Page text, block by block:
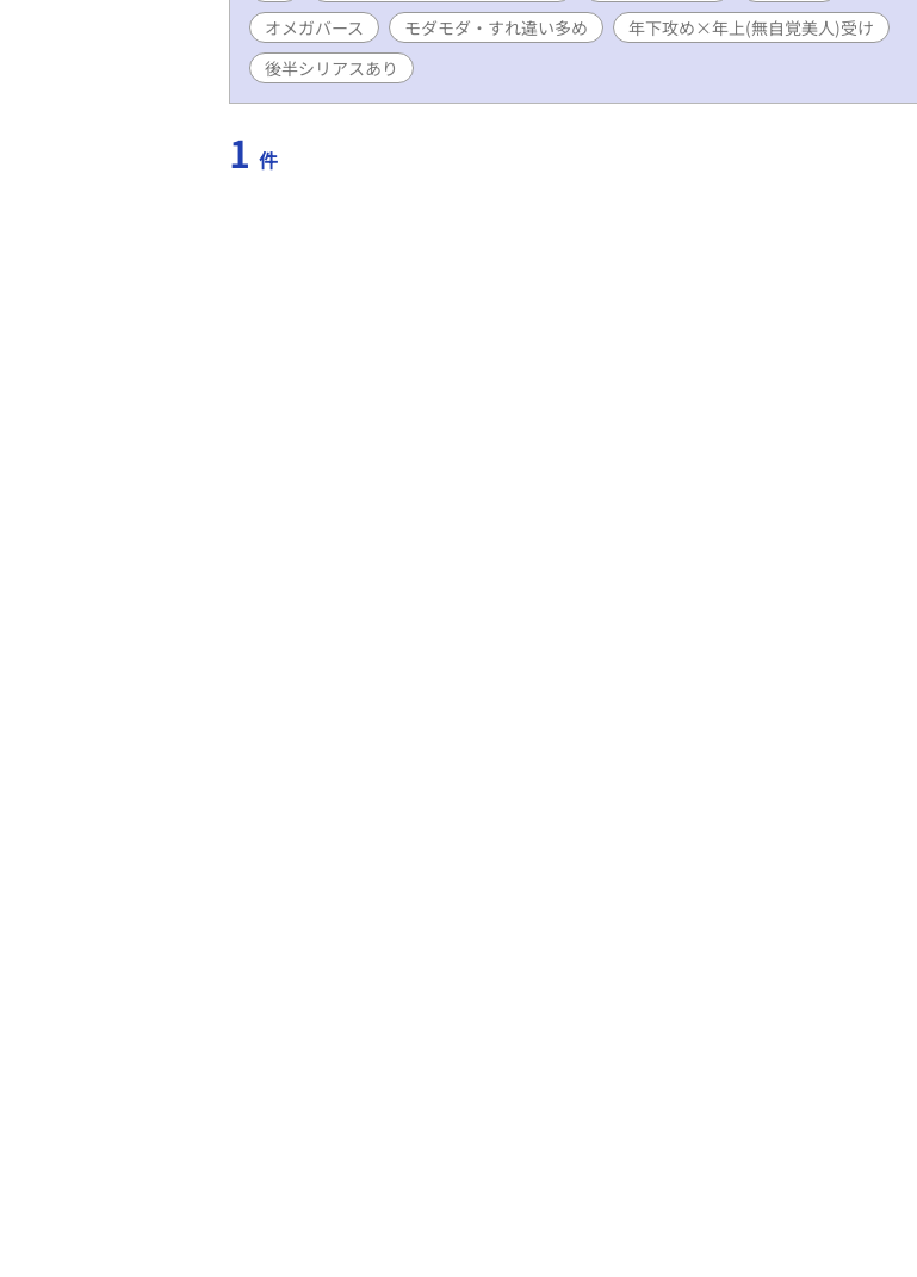
オメガバース
モダモダ・すれ違い多め
年下攻め×年上(無自覚美人)受け
後半シリアスあり
1 件